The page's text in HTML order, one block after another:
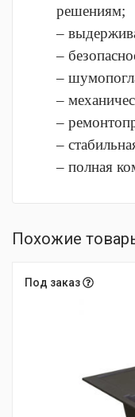
решениям;
–
–
–
–
–
–
– полная
Похожие
Под заказ